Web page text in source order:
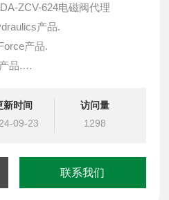
ZCV-624电磁阀代理
产品.
产品.
品.
计,阀块设计与选型
克、中国台湾北部等液压元件
新时间
09-23
访问量
1298
联系我们